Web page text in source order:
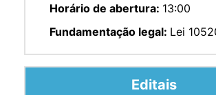
Horário de abertura: 13:00
Fundamentação legal: Lei
Editais